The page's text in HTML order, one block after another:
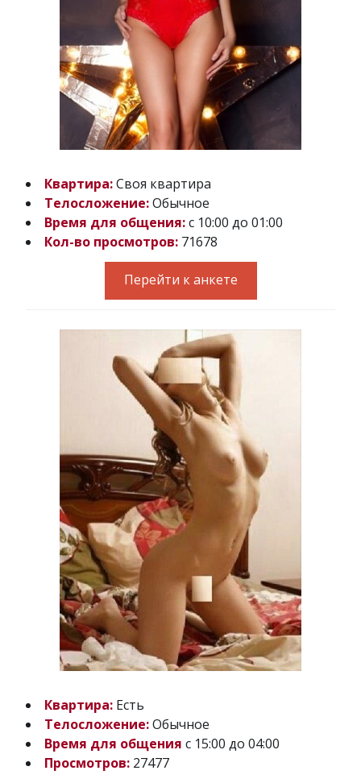
Квартира:Своя квартира
Телосложение:Обычное
Время для общения:с 10:00 до 01:00
Кол-во просмотров: 71678
Перейти к анкете
Квартира: Есть
Телосложение:Обычное
Время для общения с 15:00 до 04:00
Просмотров: 27477